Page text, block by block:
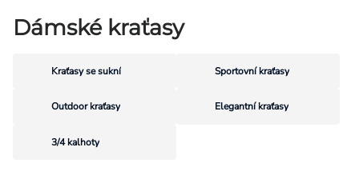
Pánské
Kolekce
Dárkové poukazy
Vlastní design
Dámské kraťasy
Kraťasy se sukní Sportovní kraťasy
Outdoor kraťasy Elegantní kraťasy
3/4 kalhoty